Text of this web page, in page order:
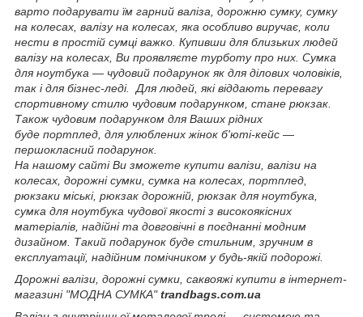
варто подарувати їм гарний валіза, дорожню сумку, сумку
на колесах, валізу на колесах, яка особливо виручає, коли
нести в простій сумці важко. Купивши для близьких людей
валізу на колесах, Ви проявляєте турботу про них. Сумка
для ноутбука — чудовий подарунок як для ділових чоловіків,
так і для бізнес-леді. Для людей, які віддають перевагу
спортивному стилю чудовим подарунком, стане рюкзак.
Також чудовим подарунком для Ваших рідних
буде портплед, для улюблених жінок б'юті-кейс —
першокласний подарунок.
На нашому сайті Ви зможете купити валізи, валізи на
колесах, дорожні сумки, сумка на колесах, портплед,
рюкзаки міські, рюкзак дорожній, рюкзак для ноутбука,
сумка для ноутбука чудової якості з високоякісних
матеріалів, надійні та довговічні в поєднанні модним
дизайном. Такий подарунок буде стильним, зручним в
експлуатації, надійним помічником у будь-якій подорожі.
Дорожні валізи, дорожні сумки, саквояжі купити в інтернет-
магазині "МОДНА СУМКА"trandbags.com.ua